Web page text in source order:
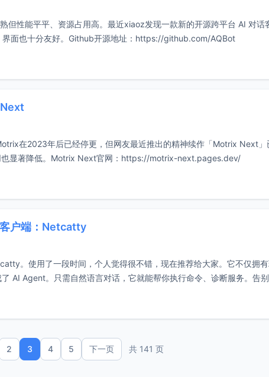
但性能平平、资源占用高。最近xiaoz发现一款新的开源跨平台 AI 对话
面也十分友好。Github开源地址：https://github.com/AQBot
在2023年后已经停更，但网友最近推出的精神续作「Motrix Next」
显著降低。Motrix Next官网：https://motrix-next.pages.dev/
户端：Netcatty
。使用了一段时间，个人觉得很不错，现在推荐给大家。它不仅拥
AI Agent。只需自然语言对话，它就能帮你执行命令、诊断服务。告
2 3 4 5 下一页 共 141 页